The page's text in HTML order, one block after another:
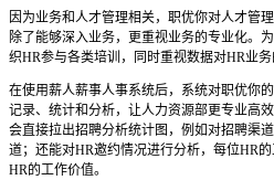
因为业务和人才管理相关，职优你对人才管
除了能够深入业务，更重视业务的专业化。
织HR参与各类培训，同时重视数据对HR业
在使用薪人薪事人事系统后，系统对职优你
记录、统计和分析，让人力资源部更专业高
会直接拉出招聘分析统计图，例如对招聘渠
道；还能对HR邀约情况进行分析，每位HR
HR的工作价值。